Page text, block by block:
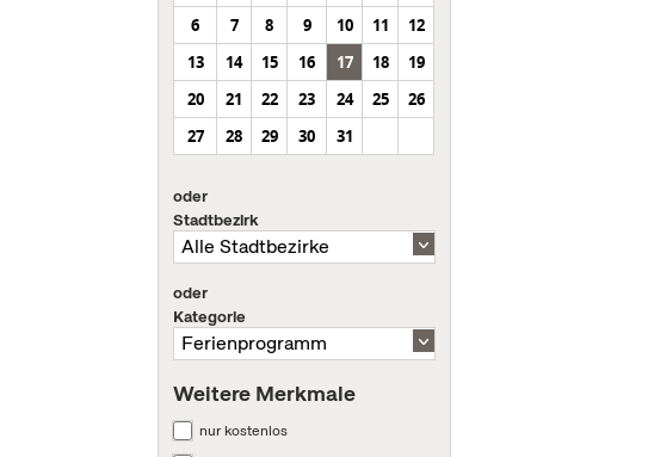
6
7 8 9 10 11
12
13
14 15 16 17 18
19
20
21 22 23 24 25
26
27
28 29 30 31
oder
Stadtbezirk
oder
Kategorie
Weitere Merkmale
nur kostenlos